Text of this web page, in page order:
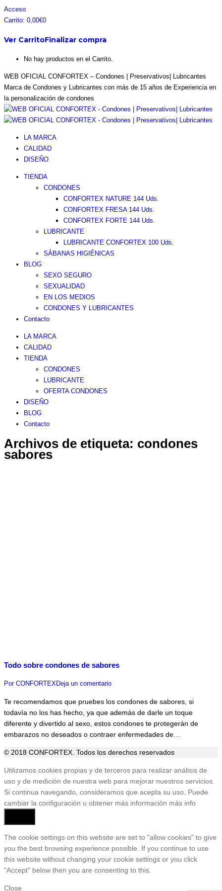
Saltar
al
Facebook
page
in
Instagram
page
in
Pinterest
page
in
Twitter
page
in
Acceso
Carrito: 0,00€0
Ver CarritoFinalizar compra
No hay productos en el Carrito.
WEB OFICIAL CONFORTEX – Condones | Preservativos| Lubricantes
Marca de Condones y Lubricantes con más de 15 años de Experiencia en
la personalización de condones
LA MARCA
CALIDAD
DISEÑO
TIENDA
CONDONES
CONFORTEX NATURE 144 Uds.
CONFORTEX FRESA 144 Uds.
CONFORTEX FORTE 144 Uds.
LUBRICANTE
LUBRICANTE CONFORTEX 100 Uds.
SÁBANAS HIGIÉNICAS
BLOG
SEXO SEGURO
SEXUALIDAD
EN LOS MEDIOS
CONDONES Y LUBRICANTES
Contacto
LA MARCA
CALIDAD
TIENDA
CONDONES
LUBRICANTE
OFERTA CONDONES
DISEÑO
BLOG
Contacto
Archivos de etiqueta: condones
sabores
Todo sobre condones de sabores
Por CONFORTEXDeja un comentario
Te recomendamos que pruebes los condones de sabores, si
todavía no los has hecho, ya que además de darle un toque
diferente y divertido al sexo, estos condones te protegerán de
embarazos no deseados o contraer enfermedades de…
© 2018 CONFORTEX. Todos los derechos reservados
Ir
a
Tienda
Utilizamos cookies propias y de terceros para realizar análisis de
uso y de medición de nuestra web para mejorar nuestros servicios.
Si continua navegando, consideramos que acepta su uso. Puede
cambiar la configuración u obtener más información más info
The cookie settings on this website are set to "allow cookies" to give
you the best browsing experience possible. If you continue to use
this website without changing your cookie settings or you click
"Accept" below then you are consenting to this.
Close